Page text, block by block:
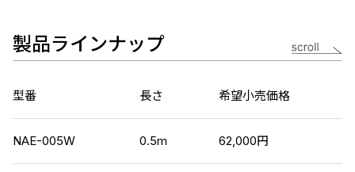
製品ラインナップ
型番 長さ 希望小売価格
NAE-005W 0.5m 62,000円